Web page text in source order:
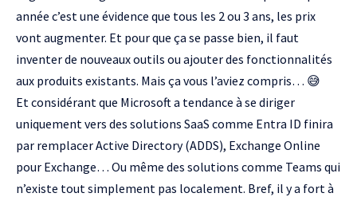
année c’est une évidence que tous les 2 ou 3 ans, les prix
vont augmenter. Et pour que ça se passe bien, il faut
inventer de nouveaux outils ou ajouter des fonctionnalités
aux produits existants. Mais ça vous l’aviez compris… 😅
Et considérant que Microsoft a tendance à se diriger
uniquement vers des solutions SaaS comme Entra ID finira
par remplacer Active Directory (ADDS), Exchange Online
pour Exchange… Ou même des solutions comme Teams qui
n’existe tout simplement pas localement. Bref, il y a fort à